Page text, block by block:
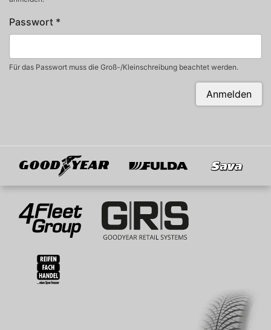
Passwort *
Für das Passwort muss die Groß-/Kleinschreibung beachtet werden.
Anmelden
Mitglied von
4Fleet Group GRS